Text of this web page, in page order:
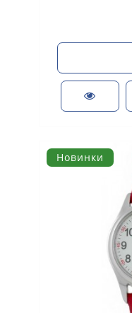
Новинки